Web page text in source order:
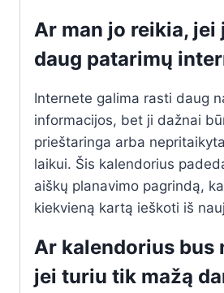
Ar man jo reikia, jei
daug patarimų
Internete galima rasti daug
informacijos, bet ji dažnai
prieštaringa arba
laikui. Šis kalendorius
aiškų planavimo pagrindą,
kiekvieną kartą ieškoti iš
Ar kalendorius bus
jei turiu tik mažą